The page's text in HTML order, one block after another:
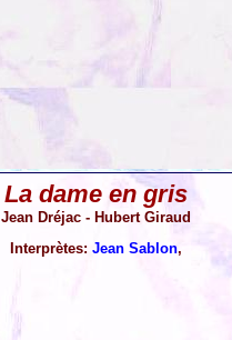
La dame en gris
Jean Dréjac - Hubert Giraud
Interprètes: Jean Sablon,